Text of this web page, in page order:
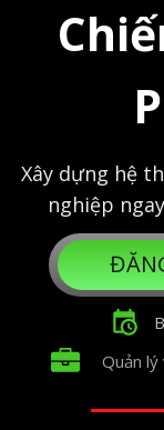
Xây dựng hệ
nghiệp
Quản